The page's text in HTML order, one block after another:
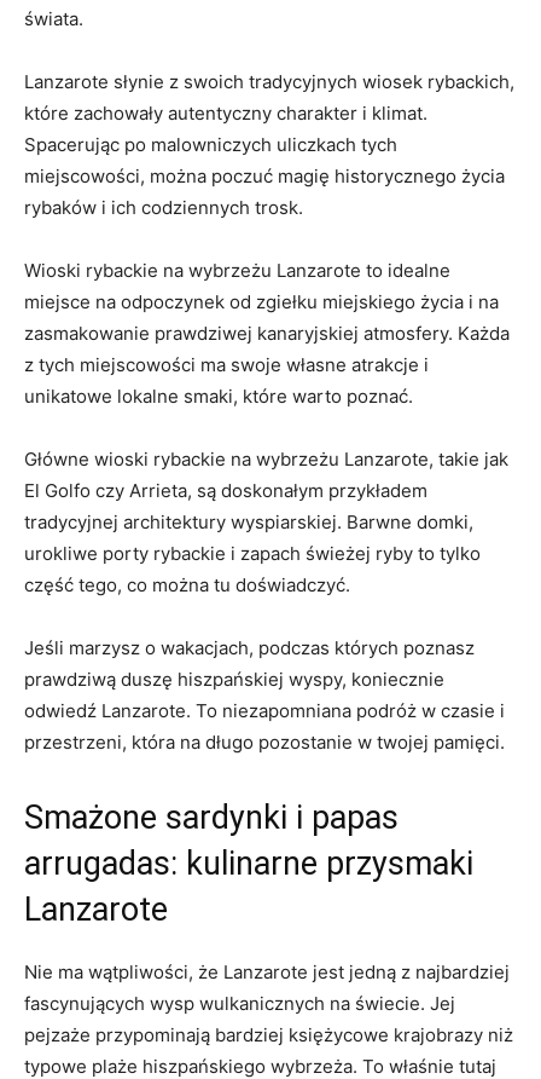
świata.
Lanzarote słynie z swoich tradycyjnych wiosek rybackich,
które zachowały autentyczny charakter i klimat.
Spacerując po malowniczych uliczkach tych
miejscowości, można poczuć magię historycznego życia
rybaków i ich codziennych trosk.
Wioski rybackie na wybrzeżu Lanzarote to idealne
miejsce na odpoczynek od zgiełku miejskiego życia i na
zasmakowanie prawdziwej kanaryjskiej atmosfery. Każda
z tych miejscowości ma swoje własne atrakcje i
unikatowe lokalne smaki, które warto poznać.
Główne wioski rybackie na wybrzeżu Lanzarote, takie jak
El Golfo czy Arrieta, są doskonałym przykładem
tradycyjnej architektury wyspiarskiej. Barwne domki,
urokliwe porty rybackie i zapach świeżej ryby to tylko
część tego, co można tu doświadczyć.
Jeśli marzysz o wakacjach, podczas których poznasz
prawdziwą duszę hiszpańskiej wyspy, koniecznie
odwiedź Lanzarote. To niezapomniana podróż w czasie i
przestrzeni, która na długo pozostanie w twojej pamięci.
Smażone sardynki i papas
arrugadas: kulinarne przysmaki
Lanzarote
Nie ma wątpliwości, że Lanzarote jest jedną z najbardziej
fascynujących wysp wulkanicznych na świecie. Jej
pejzaże przypominają bardziej księżycowe krajobrazy niż
typowe plaże hiszpańskiego wybrzeża. To właśnie tutaj